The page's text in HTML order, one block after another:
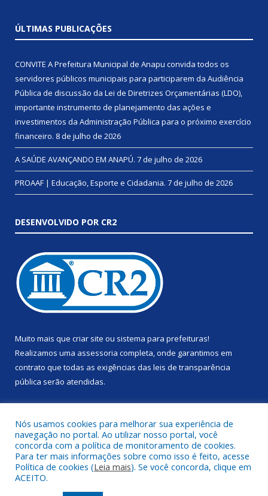
ÚLTIMAS PUBLICAÇÕES
CONVITE A Prefeitura Municipal de Anapu convida todos os
servidores públicos municipais para participarem da Audiência
Pública de discussão da Lei de Diretrizes Orçamentárias (LDO),
importante instrumento de planejamento das ações e
investimentos da Administração Pública para o próximo exercício
financeiro. 8 de julho de 2026
A SAÚDE AVANÇANDO EM ANAPÚ. 7 de julho de 2026
PROAAF | Educação, Esporte e Cidadania. 7 de julho de 2026
DESENVOLVIDO POR CR2
Muito mais que criar site ou sistema para prefeituras!
Realizamos uma assessoria completa, onde garantimos em
contrato que todas as exigências das leis de transparência
pública serão atendidas.
Todos os direitos reservados a Prefeitura Municipal de Anapu.
Nós usamos cookies para melhorar sua experiência de
navegação no portal. Ao utilizar nosso portal, você
concorda com a política de monitoramento de cookies.
Para ter mais informações sobre como isso é feito, acesse
Política de cookies (Leia mais). Se você concorda, clique em
ACEITO.